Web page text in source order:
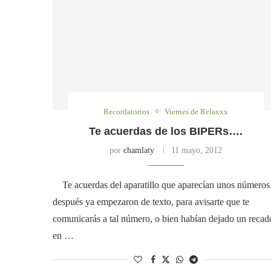
Recordatorios Viernes de Relaxxx
Te acuerdas de los BIPERs….
porchamlaty 11 mayo, 2012
Te acuerdas del aparatillo que aparecían unos
después ya empezaron de texto, para avisarte que te
comunicarás a tal número, o bien habían dejado un
en …